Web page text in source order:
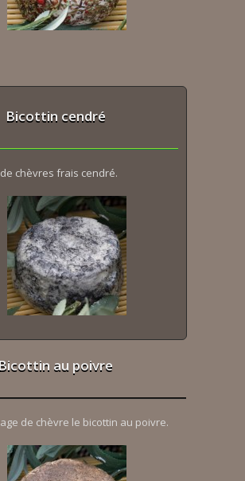
Bicottin cendré
chèvres frais cendré.
Bicottin au poivre
de chèvre le bicottin au poivre.